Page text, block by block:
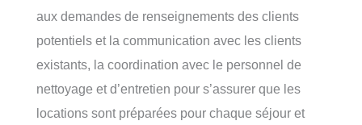
aux demandes de renseignements des clients
potentiels et la communication avec les clients
existants, la coordination avec le personnel de
nettoyage et d’entretien pour s’assurer que les
locations sont préparées pour chaque séjour et